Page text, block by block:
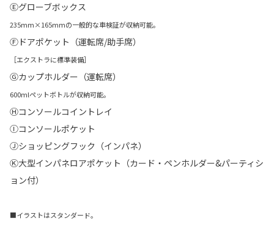
Ⓔグローブボックス
235mm×165mmの一般的な車検証が収納可能。
Ⓕドアポケット（運転席/助手席）
［エクストラに標準装備］
Ⓖカップホルダー（運転席）
600mlペットボトルが収納可能。
Ⓗコンソールコイントレイ
Ⓘコンソールポケット
Ⓙショッピングフック（インパネ）
Ⓚ大型インパネロアポケット（カード・ペンホルダー&パーティシ
ョン付）
■イラストはスタンダード。